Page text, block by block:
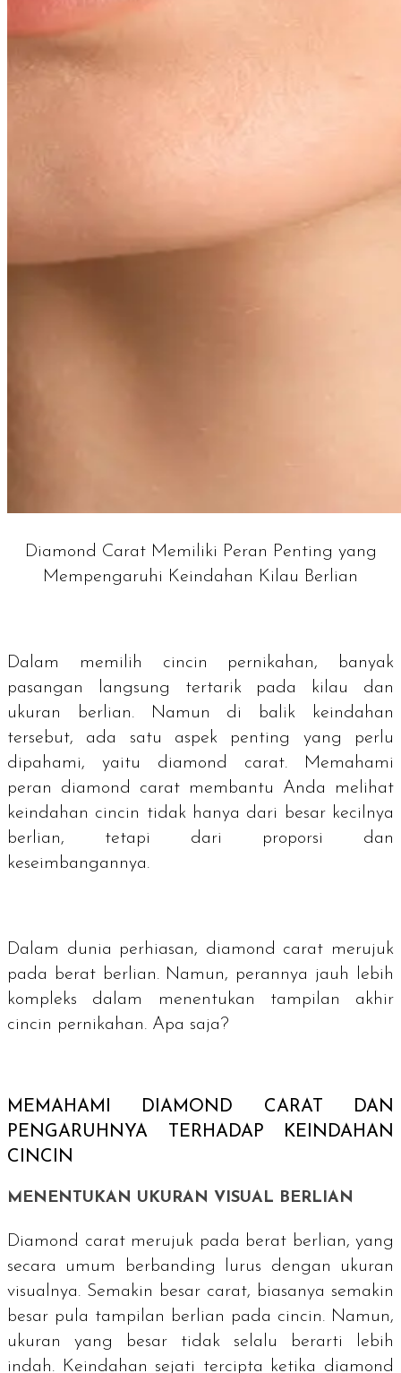
Diamond Carat Memiliki Peran Penting yang
Mempengaruhi Keindahan Kilau Berlian
Dalam memilih cincin pernikahan, banyak
pasangan langsung tertarik pada kilau dan
ukuran berlian. Namun di balik keindahan
tersebut, ada satu aspek penting yang perlu
dipahami, yaitu diamond carat. Memahami
peran diamond carat membantu Anda melihat
keindahan cincin tidak hanya dari besar kecilnya
berlian, tetapi dari proporsi dan
keseimbangannya.
Dalam dunia perhiasan, diamond carat merujuk
pada berat berlian. Namun, perannya jauh lebih
kompleks dalam menentukan tampilan akhir
cincin pernikahan. Apa saja?
MEMAHAMI DIAMOND CARAT
DAN
PENGARUHNYA TERHADAP KEINDAHAN
CINCIN
MENENTUKAN UKURAN VISUAL BERLIAN
Diamond caratmerujuk pada berat berlian, yang
secara umum berbanding lurus dengan ukuran
visualnya. Semakin besar carat, biasanya semakin
besar pula tampilan berlian pada cincin. Namun,
ukuran yang besar tidak selalu berarti lebih
indah. Keindahan sejati tercipta ketika diamond